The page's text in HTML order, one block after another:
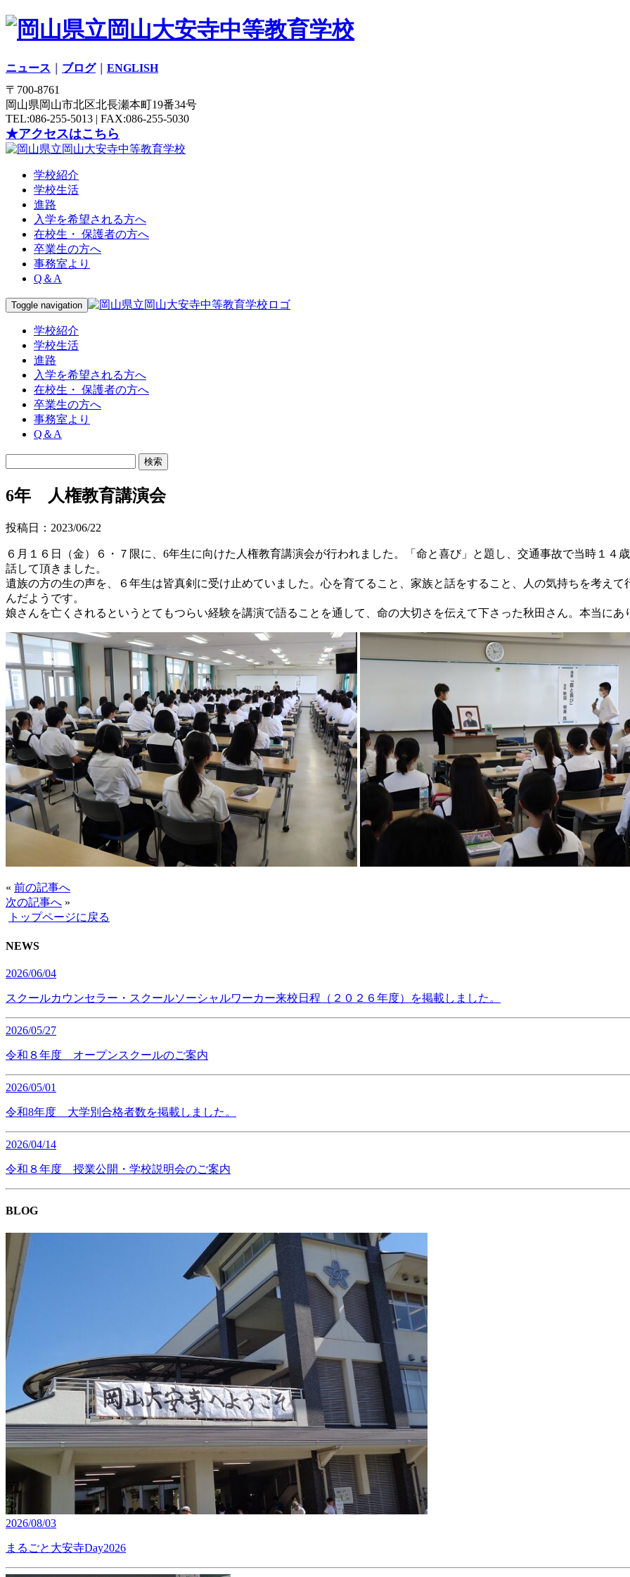
ニュース ブログ｜ ENGLISH
〒700-8761
岡山県岡山市北区北長瀬本町19番34号
TEL:086-255-5013 | FAX:086-255-5030
★アクセスはこちら
学校紹介
学校生活
進路
入学を希望される方へ
在校生・ 保護者の方へ
卒業生の方へ
事務室より
Q＆A
Toggle navigation
学校紹介
学校生活
進路
入学を希望される方へ
在校生・ 保護者の方へ
卒業生の方へ
事務室より
Q＆A
6年 人権教育講演会
投稿日：2023/06/22
６月１６日（金）６・７限に、6年生に向けた人権教育講演会が行われました。「命と喜び」と題し、交通事故で当時１４
話して頂きました。
遺族の方の生の声を、６年生は皆真剣に受け止めていました。心を育てること、家族と話をすること、人の気持ちを考え
んだようです。
娘さんを亡くされるというとてもつらい経験を講演で語ることを通して、命の大切さを伝えて下さった秋田さん。本当にあ
« 前の記事へ
次の記事へ »
トップページに戻る
NEWS
2026/06/04
スクールカウンセラー・スクールソーシャルワーカー来校日程（２０２６年度）を掲載しました。
2026/05/27
令和８年度 オープンスクールのご案内
2026/05/01
令和8年度 大学別合格者数を掲載しました。
2026/04/14
令和８年度 授業公開・学校説明会のご案内
BLOG
2026/08/03
まるごと大安寺Day2026